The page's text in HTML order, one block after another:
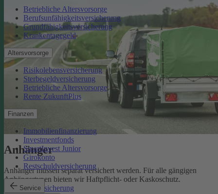
Betriebliche Altersvorsorge
Berufsunfähigkeitsversicherung
Grundfähigkeitsversicherung
Krankentagegeld
Altersvorsorge
Risikolebensversicherung
Sterbegeldversicherung
Betriebliche Altersvorsorge
Rente ZukunftPlus
Finanzen
Immobilienfinanzierung
Investmentfonds
SmartInvest Junior
Girokonto
Restschuldversicherung
Service
Anhänger
Anhänger müssen separat versichert werden. Für alle gängigen
Anhängertypen bieten wir Haftpflicht- oder Kaskoschutz.
Anhängerversicherung